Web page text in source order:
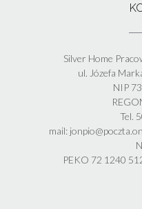
Silver Home
ul. Józefa
NIP
Tel.
mail:
PEKO 72 1240